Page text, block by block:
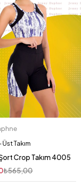
Takım
Crop Takım 4005
₺565,00